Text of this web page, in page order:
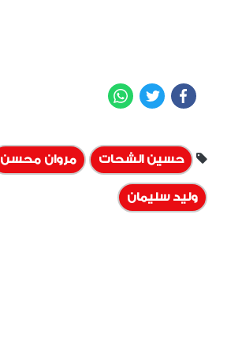
Facebook
Twitter
حسين الشحات مروان محسن
وليد سليمان